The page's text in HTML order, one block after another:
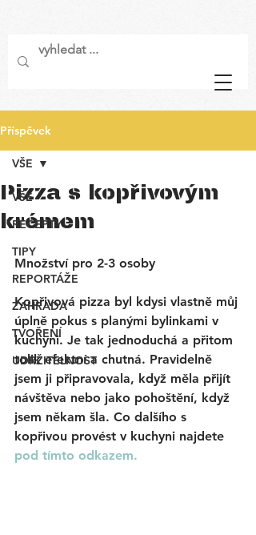
Příspěvek
VŠE
RECEPTY
TIPY
REPORTÁŽE
ZAHRADA
TVOŘENÍ
UDRŽITELNOST
VŠE
Pizza s kopřivovým
krémem
Množství pro 2-3 osoby
Kopřivová pizza byl kdysi vlastně můj
úplně pokus s planými bylinkami v
kuchyni. Je tak jednoduchá a přitom
tolik efektní a chutná. Pravidelně
jsem ji připravovala, když měla přijít
návštěva nebo jako pohoštění, když
jsem někam šla. Co dalšího s
kopřivou provést v kuchyni najdete
pod tímto odkazem.